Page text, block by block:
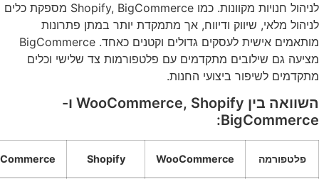
לניהול חנויות מקוונות. כמו Shopify, BigCommerce מספקת כלים
לניהול מלאי, שיווק ודיווח, אך מתמקדת יותר במתן פתרונות
מותאמים אישית לעסקים גדולים וקטנים כאחד. BigCommerce
מציעה גם שילובים מתקדמים עם פלטפורמות צד שלישי וכלים
מתקדמים לשיפור ביצועי החנות.
השוואה בין WooCommerce, Shopify ו-
BigCommerce:
פלטפורמה WooCommerce
Shopify